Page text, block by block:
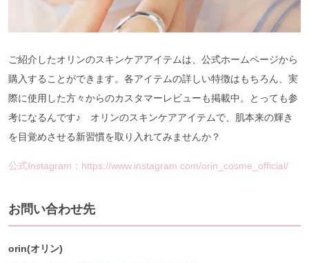
ご紹介したオリンのスキンケアアイテムは、公式ホームページから
購入することができます。各アイテムの詳しい特徴はもちろん、実
際に使用した方々からのカスタマーレビューも掲載中。とっても参
考になるんです♪ オリンのスキンケアアイテムで、肌本来の輝き
を目覚めさせる新習慣を取り入れてみませんか？
公式Instagram：https://www.instagram.com/orin_cosme_official/
お問い合わせ先
orin(オリン)